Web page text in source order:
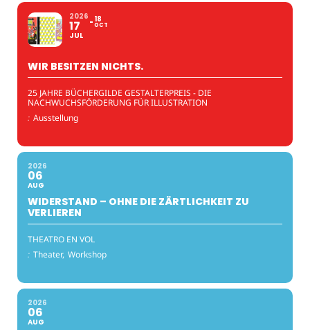
2026
17
JUL
18
OCT
WIR BESITZEN NICHTS.
25 JAHRE BÜCHERGILDE GESTALTERPREIS - DIE
NACHWUCHSFÖRDERUNG FÜR ILLUSTRATION
: Ausstellung
2026
06
AUG
WIDERSTAND – OHNE DIE ZÄRTLICHKEIT ZU
VERLIEREN
THEATRO EN VOL
: Theater, Workshop
2026
06
AUG